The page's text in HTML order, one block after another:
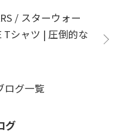
/ スターウォー
Tシャツ | 圧倒的な
ログ一覧
グ